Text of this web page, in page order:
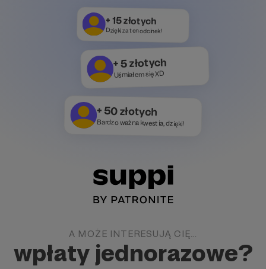
+ 15 złotych
Dzięki za ten odcinek!
+ 5 złotych
Uśmiałem się XD
+ 50 złotych
Bardzo ważna kwestia, dzięki!
A MOŻE INTERESUJĄ CIĘ...
wpłaty jednorazowe?